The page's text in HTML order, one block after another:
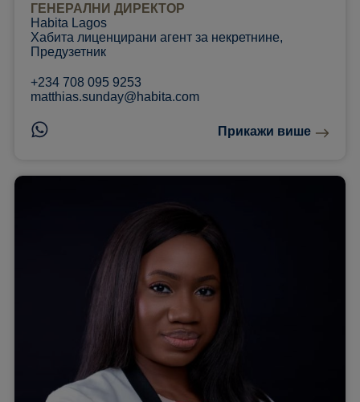
ГЕНЕРАЛНИ ДИРЕКТОР
Habita Lagos
Хабита лиценцирани агент за некретнине,
Предузетник
+234 708 095 9253
matthias.sunday@habita.com
Прикажи више